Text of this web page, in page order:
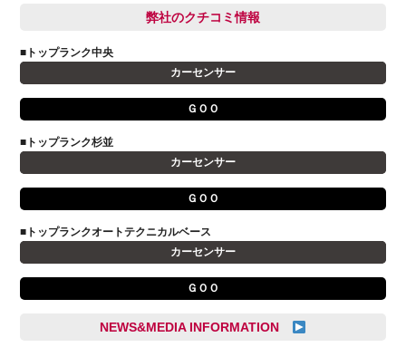
多田 健人
小澤 孝久
小野 利公
山本 大輔
岩井 裕一
横井 直樹
FIAT
アストンマーティン
アルファロメオ
キャデラック
クライスラー
クライスラージープ
弊社のクチコミ情報
■トップランク中央
カーセンサー
ＧＯＯ
■トップランク杉並
カーセンサー
ＧＯＯ
■トップランクオートテクニカルベース
カーセンサー
ＧＯＯ
NEWS&MEDIA INFORMATION